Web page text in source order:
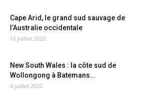
Cape Arid, le grand sud sauvage de
l’Australie occidentale
13 juillet 2022
New South Wales : la côte sud de
Wollongong à Batemans...
6 juillet 2022